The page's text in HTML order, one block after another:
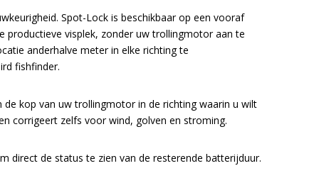
Spot-Lock is beschikbaar op een vooraf
productieve visplek, zonder uw trollingmotor aan te
anderhalve meter in elke richting te
fishfinder.
kop van uw trollingmotor in de richting waarin u wilt
corrigeert zelfs voor wind, golven en stroming.
de status te zien van de resterende batterijduur.